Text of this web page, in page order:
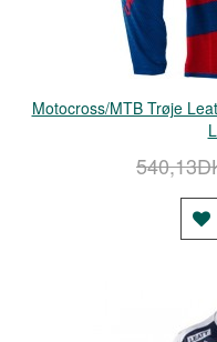
Motocross/MTB Trøje